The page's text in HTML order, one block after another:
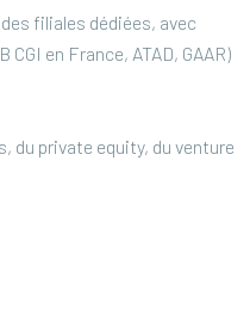
filiales dédiées, avec
en France, ATAD, GAAR)
du private equity, du venture